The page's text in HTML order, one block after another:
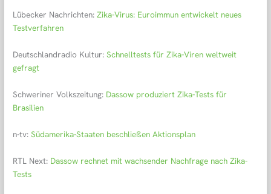
Lübecker Nachrichten:Zika-Virus: Euroimmun entwickelt neues
Testverfahren
Deutschlandradio Kultur:Schnelltests für Zika-Viren weltweit
gefragt
Schweriner Volkszeitung: Dassow produziert Zika-Tests für
Brasilien
n-tv:Südamerika-Staaten beschließen Aktionsplan
RTL Next: Dassow rechnet mit wachsender Nachfrage nach Zika-
Tests